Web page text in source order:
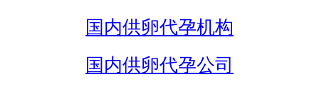
国内供卵代孕机构
国内供卵代孕公司